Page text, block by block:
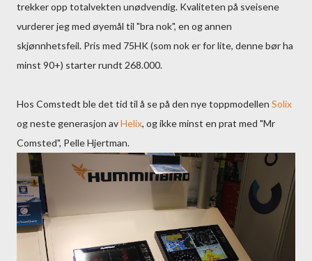
trekker opp totalvekten unødvendig. Kvaliteten på sveisene
vurderer jeg med øyemål til "bra nok", en og annen
skjønnhetsfeil. Pris med 75HK (som nok er for lite, denne bør ha
minst 90+) starter rundt 268.000.
Hos Comstedt ble det tid til å se på den nye toppmodellen Solix
og neste generasjon avHelix, og ikke minst en prat med "Mr
Comsted", Pelle Hjertman.